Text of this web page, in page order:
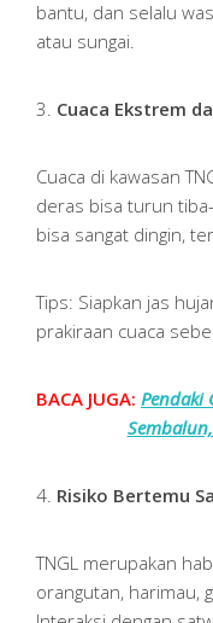
bantu, dan selalu
atau sungai.
3. Cuaca Ekstrem
Cuaca di kawasan
deras bisa turun
bisa sangat dingin,
Tips: Siapkan jas
prakiraan cuaca
BACA JUGA: Pendaki
4. Risiko Bertemu
TNGL merupakan
orangutan, harimau,